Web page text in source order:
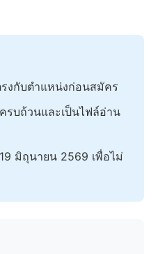
งกับตำแหน่งก่อนสมัคร
รบถ้วนและเป็นไฟล์อ่าน
มิถุนายน 2569 เพื่อไม่